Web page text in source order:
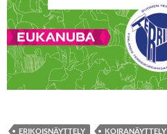
ERIKOISNÄYTTELY KOIRANÄYTTELY